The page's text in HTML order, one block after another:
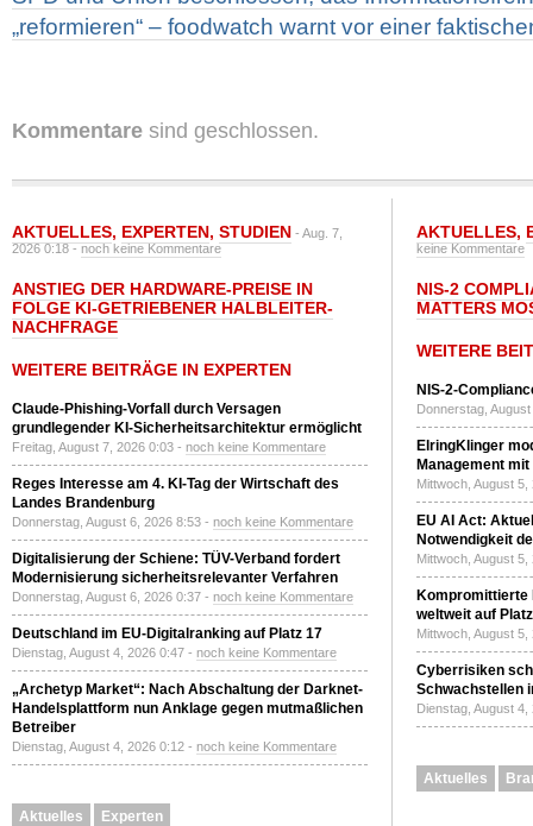
„reformieren“ – foodwatch warnt vor einer
Kommentare sind geschlossen.
AKTUELLES, EXPERTEN, STUDIEN - Aug. 7,
2026 0:18 -noch keine Kommentare
ANSTIEG DER HARDWARE-PREISE IN
FOLGE KI-GETRIEBENER HALBLEITER-
NACHFRAGE
WEITERE BEITRÄGE IN EXPERTEN
Claude-Phishing-Vorfall durch Versagen
grundlegender KI-Sicherheitsarchitektur ermöglicht
Freitag, August 7, 2026 0:03 - noch keine Kommentare
Reges Interesse am 4. KI-Tag der Wirtschaft des
Landes Brandenburg
Donnerstag, August 6, 2026 8:53 - noch keine Kommentare
Digitalisierung der Schiene: TÜV-Verband fordert
Modernisierung sicherheitsrelevanter Verfahren
Donnerstag, August 6, 2026 0:37 - noch keine Kommentare
Deutschland im EU-Digitalranking auf Platz 17
Dienstag, August 4, 2026 0:47 - noch keine Kommentare
„Archetyp Market“: Nach Abschaltung der Darknet-
Handelsplattform nun Anklage gegen mutmaßlichen
Betreiber
Dienstag, August 4, 2026 0:12 - noch keine Kommentare
Aktuelles Experten
AKTUELLES,
keine Kommentare
NIS-2
MATTERS
WEITERE
NIS-2-
Donnerstag,
ElringKlinger
Management
Mittwoch, August
EU AI Act:
Notwendigkeit
Mittwoch, August
Kompromittierte
weltweit auf
Mittwoch, August
Cyberrisiken
Schwachstellen
Dienstag, August
Aktuelles